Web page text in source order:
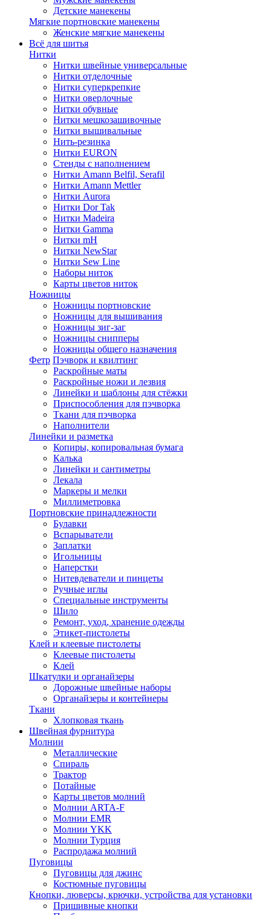
Детские манекены
Мягкие портновские манекены
Женские мягкие манекены
Всё для шитья
Нитки
Нитки швейные универсальные
Нитки отделочные
Нитки суперкрепкие
Нитки оверлочные
Нитки обувные
Нитки мешкозашивочные
Нитки вышивальные
Нить-резинка
Нитки EURON
Стенды с наполнением
Нитки Amann Belfil, Serafil
Нитки Amann Mettler
Нитки Aurora
Нитки Dor Tak
Нитки Madeira
Нитки Gamma
Нитки mH
Нитки NewStar
Нитки Sew Line
Наборы ниток
Карты цветов ниток
Ножницы
Ножницы портновские
Ножницы для вышивания
Ножницы зиг-заг
Ножницы снипперы
Ножницы общего назначения
Фетр Пэчворк и квилтинг
Раскройные маты
Раскройные ножи и лезвия
Линейки и шаблоны для стёжки
Приспособления для пэчворка
Ткани для пэчворка
Наполнители
Линейки и разметка
Копиры, копировальная бумага
Калька
Линейки и сантиметры
Лекала
Маркеры и мелки
Миллиметровка
Портновские принадлежности
Булавки
Вспарыватели
Заплатки
Игольницы
Наперстки
Нитевдеватели и пинцеты
Ручные иглы
Специальные инструменты
Шило
Ремонт, уход, хранение одежды
Этикет-пистолеты
Клей и клеевые пистолеты
Клеевые пистолеты
Клей
Шкатулки и органайзеры
Дорожные швейные наборы
Органайзеры и контейнеры
Ткани
Хлопковая ткань
Швейная фурнитура
Молнии
Металлические
Спираль
Трактор
Потайные
Карты цветов молний
Молнии ARTA-F
Молнии EMR
Молнии YKK
Молнии Турция
Распродажа молний
Пуговицы
Пуговицы для джинс
Костюмные пуговицы
Кнопки, люверсы, крючки, устройства для установки
Пришивные кнопки